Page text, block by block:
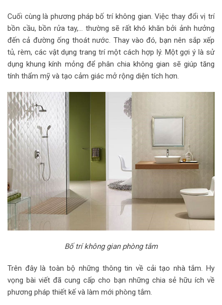
Cuối cùng là phương pháp bố trí không gian. Việc thay đổi vị trí
bồn cầu, bồn rửa tay,… thường sẽ rất khó khăn bởi ảnh hưởng
đến cả đường ống thoát nước. Thay vào đó, bạn nên sắp xếp
tủ, rèm, các vật dụng trang trí một cách hợp lý. Một gợi ý là sử
dụng khung kính mỏng để phân chia không gian sẽ giúp tăng
tính thẩm mỹ và tạo cảm giác mở rộng diện tích hơn.
Bố trí không gian phòng tắm
Trên đây là toàn bộ những thông tin về cải tạo nhà tắm. Hy
vọng bài viết đã cung cấp cho bạn những chia sẻ hữu ích về
phương pháp thiết kế và làm mới phòng tắm.